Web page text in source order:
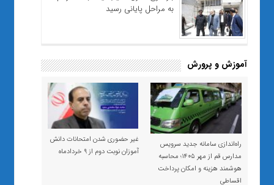
به مراحل پایانی رسید
آموزش و پرورش
راه‌اندازی سامانه جدید سرویس
مدارس قم از مهر ۱۴۰۵؛ محاسبه
هوشمند هزینه و امکان پرداخت
اقساطی
غیر حضوری شدن امتحانات دانش
آموزان نوبت دوم از ۹ خردادماه